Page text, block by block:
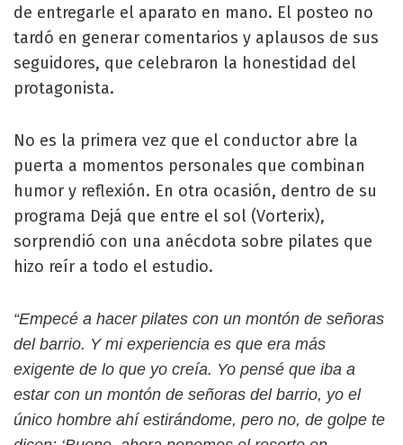
de entregarle el aparato en mano. El posteo no
tardó en generar comentarios y aplausos de sus
seguidores, que celebraron la honestidad del
protagonista.
No es la primera vez que el conductor abre la
puerta a momentos personales que combinan
humor y reflexión. En otra ocasión, dentro de su
programa Dejá que entre el sol (Vorterix),
sorprendió con una anécdota sobre pilates que
hizo reír a todo el estudio.
“Empecé a hacer pilates con un montón de señoras
del barrio. Y mi experiencia es que era más
exigente de lo que yo creía. Yo pensé que iba a
estar con un montón de señoras del barrio, yo el
único hombre ahí estirándome, pero no, de golpe te